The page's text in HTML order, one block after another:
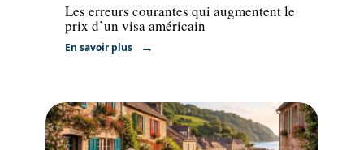
Les erreurs courantes qui augmentent le
prix d’un visa américain
En savoir plus